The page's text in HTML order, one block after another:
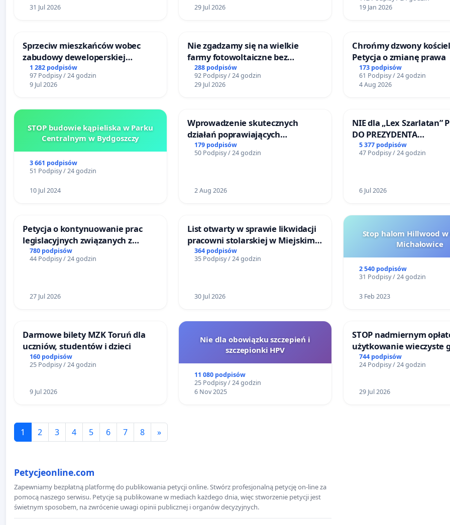
31 Jul 2026 29 Jul 2026
19 Jan 2026
Sprzeciw mieszkańców wobec
zabudowy deweloperskiej
terenow zielonych w rejonie
Bulwarów Straceńskich w Bielsku-
Białej
1 282 podpisów
97 Podpisy / 24 godzin
9 Jul 2026
Nie zgadzamy się na wielkie
farmy fotowoltaiczne bez
rzetelnych analiz i akceptacji
mieszkańców
288 podpisów
92 Podpisy / 24 godzin
29 Jul 2026
Chrońmy dzwony
Petycja o zmianę prawa
173 podpisów
61 Podpisy / 24 godzin
4 Aug 2026
STOP budowie kąpieliska w Parku
Centralnym w Bydgoszczy
3 661 podpisów
51 Podpisy / 24 godzin
10 Jul 2024
Wprowadzenie skutecznych
działań poprawiających
bezpieczeństwo na ulicy
Żeromskiego w Otwocku
179 podpisów
50 Podpisy / 24 godzin
2 Aug 2026
NIE dla „Lex Szarlatan”
DO PREZYDENTA
RZECZYPOSPOLITEJ
5 377 podpisów
47 Podpisy / 24 godzin
6 Jul 2026
Petycja o kontynuowanie prac
legislacyjnych związanych z
reformą prawa rodzinnego
780 podpisów
44 Podpisy / 24 godzin
27 Jul 2026
List otwarty w sprawie likwidacji
pracowni stolarskiej w Miejskim
Teatrze Miniatura w Gdańsku
364 podpisów
35 Podpisy / 24 godzin
30 Jul 2026
Stop halom Hillwood
Michałowice
2 540 podpisów
31 Podpisy / 24 godzin
3 Feb 2023
Darmowe bilety MZK Toruń dla
uczniów, studentów i dzieci
160 podpisów
25 Podpisy / 24 godzin
9 Jul 2026
Nie dla obowiązku szczepień i
szczepionki HPV
11 080 podpisów
25 Podpisy / 24 godzin
6 Nov 2025
STOP nadmiernym
użytkowanie wieczyste
zajmowanych przez
ogrody działkowe.
744 podpisów
24 Podpisy / 24 godzin
29 Jul 2026
1 2 3 4 5 6 7 8 »
Petycjeonline.com
Zapewniamy bezpłatną platformę do publikowania petycji online. Stwórz profesjonalną petycję on-line za
pomocą naszego serwisu. Petycje są publikowane w mediach każdego dnia, więc stworzenie petycji jest
świetnym sposobem, na zwrócenie uwagi opinii publicznej i organów decyzyjnych.